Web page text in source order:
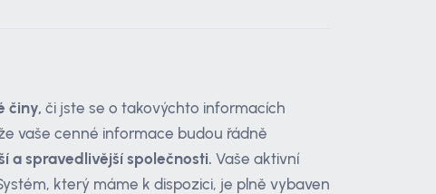
činy, či jste se o takovýchto informacích
vaše cenné informace budou řádně
a spravedlivější společnosti. Vaše aktivní
který máme k dispozici, je plně vybaven